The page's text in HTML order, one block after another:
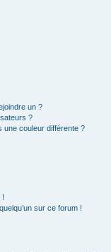
un ?
?
une couleur différente ?
!
sur ce forum !